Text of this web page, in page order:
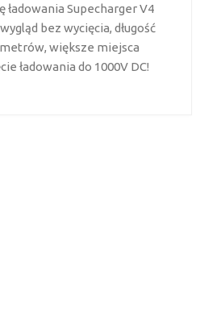
Supecharger V4
bez wycięcia, długość
większe miejsca
ładowania do 1000V DC!